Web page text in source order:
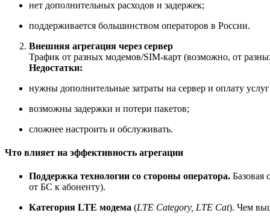
нет дополнительных расходов и задержек;
поддерживается большинством операторов в России.
Внешняя агрегация через сервер
Трафик от разных модемов/SIM‑карт (возможно, от
Недостатки:
нужны дополнительные затраты на сервер и оплату
возможны задержки и потери пакетов;
сложнее настроить и обслуживать.
Что влияет на эффективность агрегации
Поддержка технологии со стороны оператора. Базовая
от БС к абоненту).
Категория LTE модема (LTE Category, LTE Cat). Чем